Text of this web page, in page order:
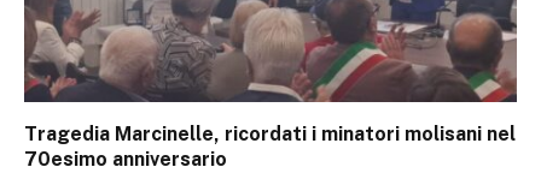
Tragedia Marcinelle, ricordati i minatori molisani nel
70esimo anniversario